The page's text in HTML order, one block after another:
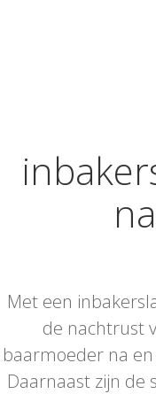
Met een
de nachtrust
baarmoeder na en
Daarnaast zijn de